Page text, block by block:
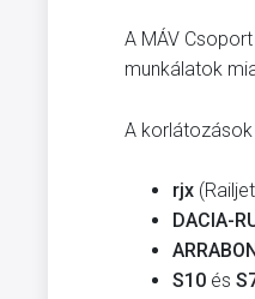
A MÁV
munkálatok
A
rjx
DACIA-
S10 és